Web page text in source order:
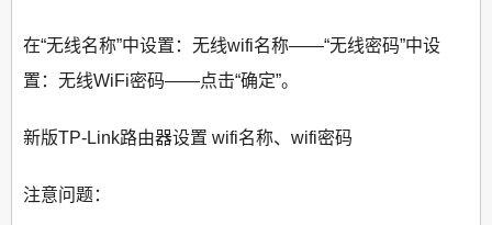
在“无线名称”中设置：无线wifi名称——“无线密码”中设
置：无线WiFi密码——点击“确定”。
新版TP-Link路由器设置 wifi名称、wifi密码
注意问题：